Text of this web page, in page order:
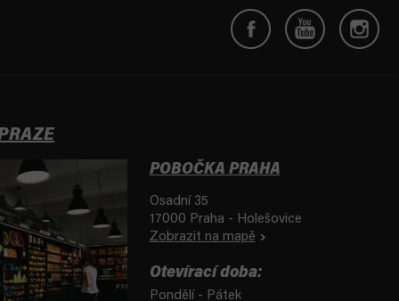
POBOČKA PRAHA
Osadní 35
17000 Praha - Holešovice
Zobrazit na mapě
Otevírací doba:
Pondělí - Pátek